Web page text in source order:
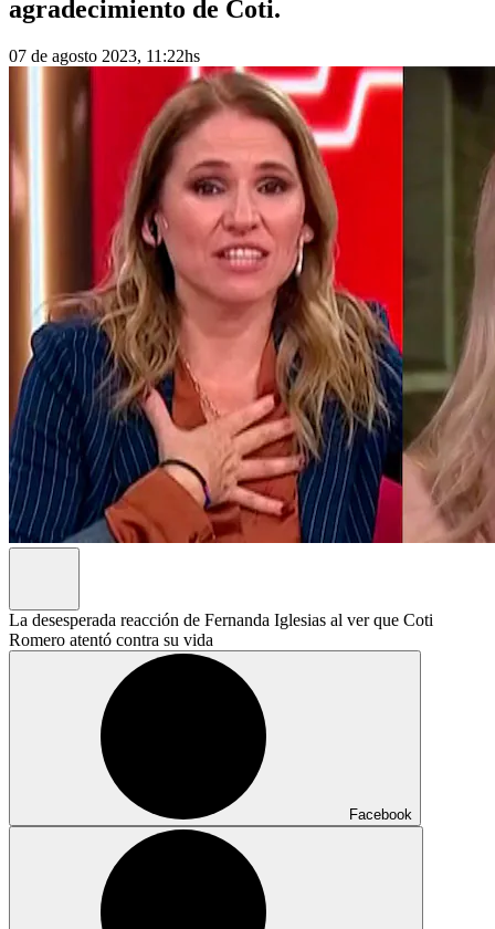
agradecimiento de Coti.
07 de agosto 2023, 11:22hs
La desesperada reacción de Fernanda Iglesias al ver que Coti
Romero atentó contra su vida
Facebook